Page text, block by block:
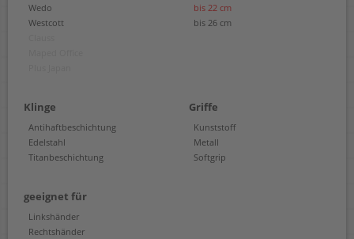
Wedo
Westcott
bis 22 cm
bis 26 cm
Klinge
Antihaftbeschichtung
Edelstahl
Titanbeschichtung
Griffe
Kunststoff
Metall
Softgrip
geeignet für
Linkshänder
Rechtshänder